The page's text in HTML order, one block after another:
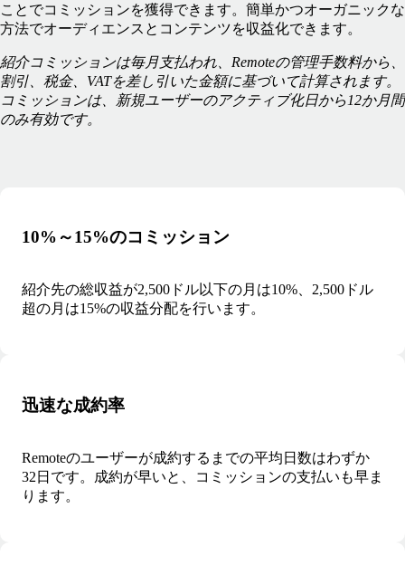
ことでコミッションを獲得できます。簡単かつオーガニックな
方法でオーディエンスとコンテンツを収益化できます。
紹介コミッションは毎月支払われ、Remoteの管理手数料から、
割引、税金、VATを差し引いた金額に基づいて計算されます。
コミッションは、新規ユーザーのアクティブ化日から12か月間
のみ有効です。
10%～15%のコミッション
紹介先の総収益が2,500ドル以下の月は10%、2,500ドル
超の月は15%の収益分配を行います。
迅速な成約率
Remoteのユーザーが成約するまでの平均日数はわずか
32日です。成約が早いと、コミッションの支払いも早ま
ります。